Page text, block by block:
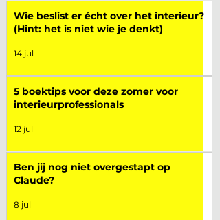
Wie beslist er écht over het interieur?
(Hint: het is niet wie je denkt)
14 jul
5 boektips voor deze zomer voor
interieurprofessionals
12 jul
Ben jij nog niet overgestapt op
Claude?
8 jul